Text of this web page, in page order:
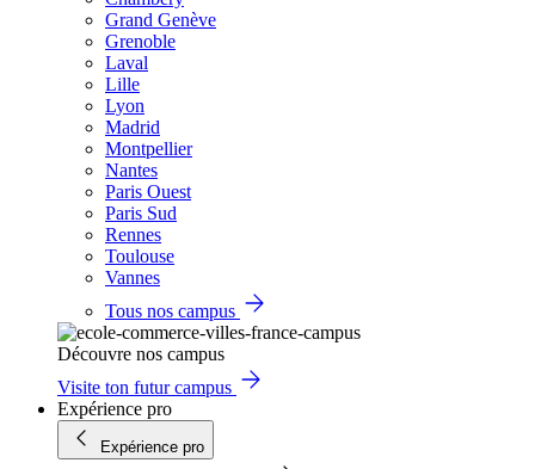
Grand Genève
Grenoble
Laval
Lille
Lyon
Madrid
Montpellier
Nantes
Paris Ouest
Paris Sud
Rennes
Toulouse
Vannes
Tous nos campus
Découvre nos campus
Visite ton futur campus
Expérience pro
Expérience pro